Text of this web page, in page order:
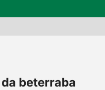
beterraba